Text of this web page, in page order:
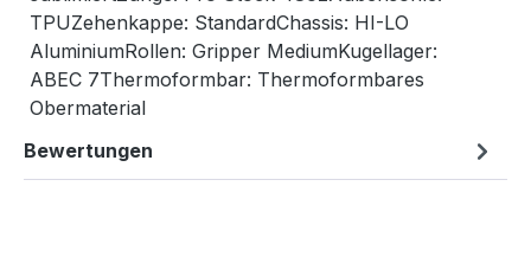
TPUZehenkappe: StandardChassis: HI-LO
AluminiumRollen: Gripper MediumKugellager:
ABEC 7Thermoformbar: Thermoformbares
Obermaterial
Bewertungen